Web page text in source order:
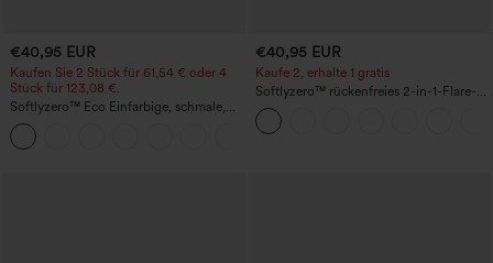
€40,95 EUR
Kaufen Sie 2 Stück für 61,54 € oder 4
Stück für 123,08 €.
Softlyzero™ Eco Einfarbige, schmale,
hoch taillierte Wanderhose mit
mehreren Taschen
€40,95 EUR
Kaufe 2, erhalte 1 gratis
Softlyzero™ rückenfreies 2-in-1-Flare-
Trainingskleid – Wannabe – Easy Peezy